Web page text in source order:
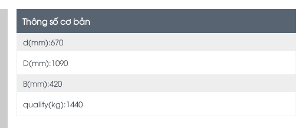
Thông số cơ bản
d(mm):670
D(mm):1090
B(mm):420
quality(kg):1440